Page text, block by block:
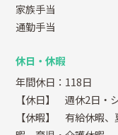
家族手当
通勤手当
休日・休暇
年間休日：118日
【休日】 週休2日・
【休暇】 有給休暇